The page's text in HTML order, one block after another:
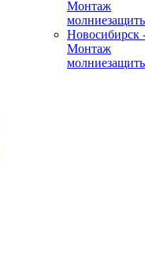
Монтаж
Новосибирск
Монтаж